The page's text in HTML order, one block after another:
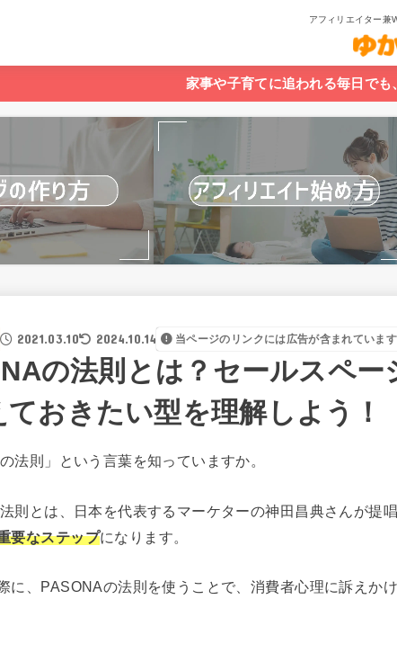
アフィリエイター兼
家事や子育てに追われる毎日で
2021.03.10 2024.10.14 当ページのリンクには広告が含まれています
の法則とは？セールスペー
おきたい型を理解しよう！
法則」という言葉を知っていますか。
則とは、日本を代表するマーケターの神田昌典さんが提
要なステップになります。
に、PASONAの法則を使うことで、消費者心理に訴えか